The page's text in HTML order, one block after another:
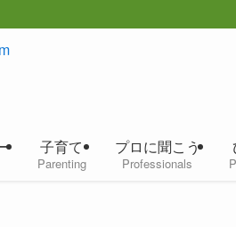
子育て
Parenting
プロに聞こう
Professionals